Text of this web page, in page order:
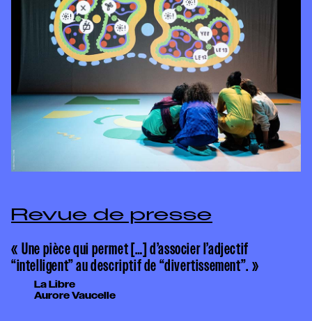
Revue de presse
« Une pièce qui permet […] d’associer l’adjectif
“intelligent” au descriptif de “divertissement”. »
La Libre
Aurore Vaucelle